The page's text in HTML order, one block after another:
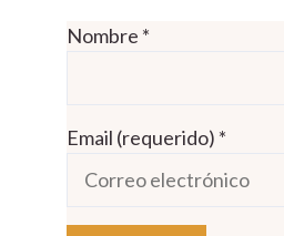
Nombre *
Email (requerido) *